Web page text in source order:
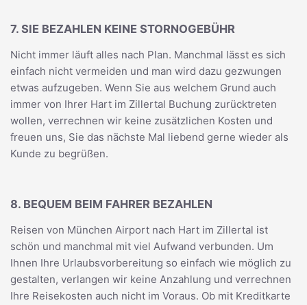
7. SIE BEZAHLEN KEINE STORNOGEBÜHR
Nicht immer läuft alles nach Plan. Manchmal lässt es sich
einfach nicht vermeiden und man wird dazu gezwungen
etwas aufzugeben. Wenn Sie aus welchem Grund auch
immer von Ihrer Hart im Zillertal Buchung zurücktreten
wollen, verrechnen wir keine zusätzlichen Kosten und
freuen uns, Sie das nächste Mal liebend gerne wieder als
Kunde zu begrüßen.
8. BEQUEM BEIM FAHRER BEZAHLEN
Reisen von München Airport nach Hart im Zillertal ist
schön und manchmal mit viel Aufwand verbunden. Um
Ihnen Ihre Urlaubsvorbereitung so einfach wie möglich zu
gestalten, verlangen wir keine Anzahlung und verrechnen
Ihre Reisekosten auch nicht im Voraus. Ob mit Kreditkarte